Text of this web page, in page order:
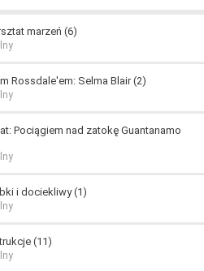
marzeń (6)
Rossdale'em: Selma Blair (2)
Pociągiem nad zatokę Guantanamo
i dociekliwy (1)
(11)